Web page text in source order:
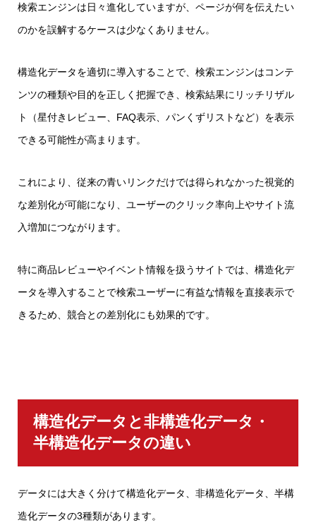
検索エンジンは日々進化していますが、ページが何を伝えたい
のかを誤解するケースは少なくありません。
構造化データを適切に導入することで、検索エンジンはコンテ
ンツの種類や目的を正しく把握でき、検索結果にリッチリザル
ト（星付きレビュー、FAQ表示、パンくずリストなど）を表示
できる可能性が高まります。
これにより、従来の青いリンクだけでは得られなかった視覚的
な差別化が可能になり、ユーザーのクリック率向上やサイト流
入増加につながります。
特に商品レビューやイベント情報を扱うサイトでは、構造化デ
ータを導入することで検索ユーザーに有益な情報を直接表示で
きるため、競合との差別化にも効果的です。
構造化データと非構造化データ・
半構造化データの違い
データには大きく分けて構造化データ、非構造化データ、半構
造化データの3種類があります。